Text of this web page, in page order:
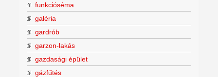
funkcióséma
galéria
gardrób
garzon-lakás
gazdasági épület
gázfűtés